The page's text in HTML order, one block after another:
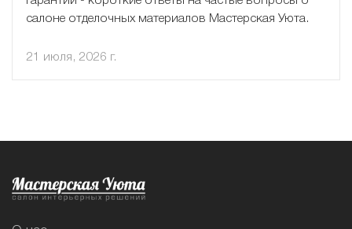
салоне отделочных материалов Мастерская Уюта.
21 июля, 2026 г.